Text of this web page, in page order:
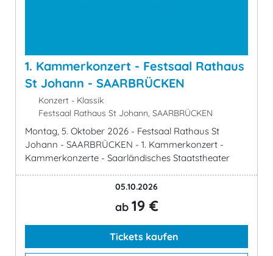
1. Kammerkonzert - Festsaal Rathaus
St Johann - SAARBRÜCKEN
Konzert - Klassik
Festsaal Rathaus St Johann, SAARBRÜCKEN
Montag, 5. Oktober 2026 - Festsaal Rathaus St
Johann - SAARBRÜCKEN - 1. Kammerkonzert -
Kammerkonzerte - Saarländisches Staatstheater
05.10.2026
ab 19 €
Tickets kaufen